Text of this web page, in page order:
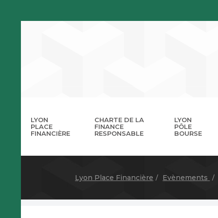
LYON
PLACE
FINANCIÈRE
La
CHARTE DE LA
FINANCE
RESPONSABLE
LYON
PÔLE
BOURSE
Lyon Place Financière Evènements